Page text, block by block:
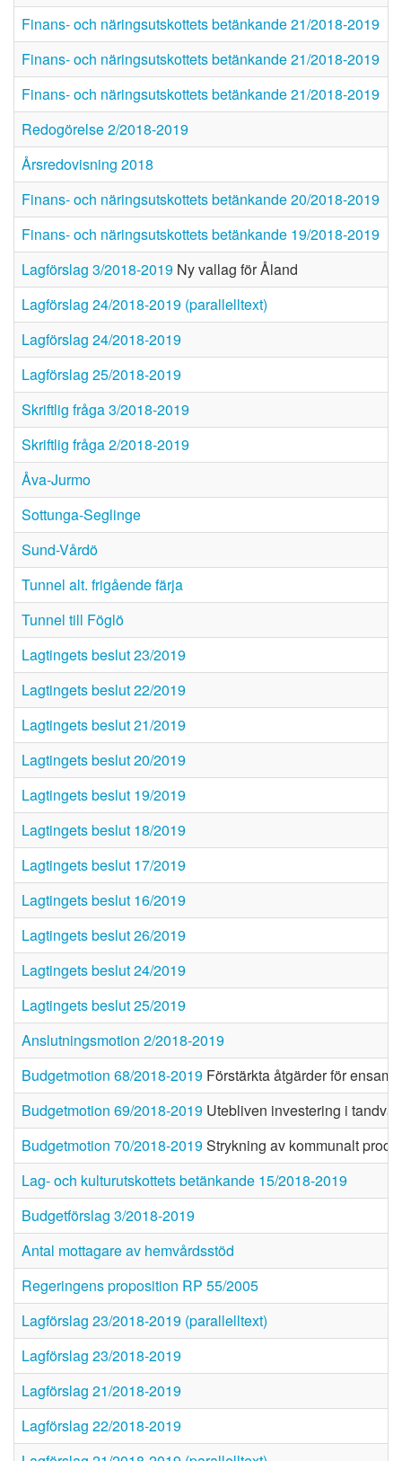
Finans- och näringsutskottets betänkande 21/2018-2019
Finans- och näringsutskottets betänkande 21/2018-2019
Finans- och näringsutskottets betänkande 21/2018-2019
Redogörelse 2/2018-2019
Årsredovisning 2018
Finans- och näringsutskottets betänkande 20/2018-2019
Finans- och näringsutskottets betänkande 19/2018-2019
Lagförslag 3/2018-2019 Ny vallag för Åland
Lagförslag 24/2018-2019 (parallelltext)
Lagförslag 24/2018-2019
Lagförslag 25/2018-2019
Skriftlig fråga 3/2018-2019
Skriftlig fråga 2/2018-2019
Åva-Jurmo
Sottunga-Seglinge
Sund-Vårdö
Tunnel alt. frigående färja
Tunnel till Föglö
Lagtingets beslut 23/2019
Lagtingets beslut 22/2019
Lagtingets beslut 21/2019
Lagtingets beslut 20/2019
Lagtingets beslut 19/2019
Lagtingets beslut 18/2019
Lagtingets beslut 17/2019
Lagtingets beslut 16/2019
Lagtingets beslut 26/2019
Lagtingets beslut 24/2019
Lagtingets beslut 25/2019
Anslutningsmotion 2/2018-2019
Budgetmotion 68/2018-2019 Förstärkta åtgärder för
Budgetmotion 69/2018-2019 Utebliven investering i
Budgetmotion 70/2018-2019Strykning av kommunalt
Lag- och kulturutskottets betänkande 15/2018-2019
Budgetförslag 3/2018-2019
Antal mottagare av hemvårdsstöd
Regeringens proposition RP 55/2005
Lagförslag 23/2018-2019 (parallelltext)
Lagförslag 23/2018-2019
Lagförslag 21/2018-2019
Lagförslag 22/2018-2019